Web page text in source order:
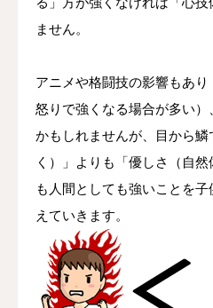
ません。
アニメや格闘技の影響もあ
怒りで強くなる場合が多い
かもしれませんが、目から
く）」よりも「優しさ（自
も人間としても強いことを
えていきます。